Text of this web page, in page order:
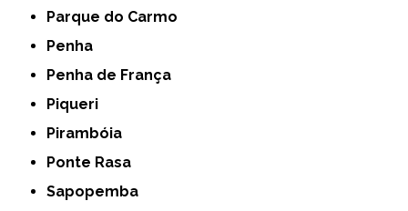
Parque do Carmo
Penha
Penha de França
Piqueri
Pirambóia
Ponte Rasa
Sapopemba